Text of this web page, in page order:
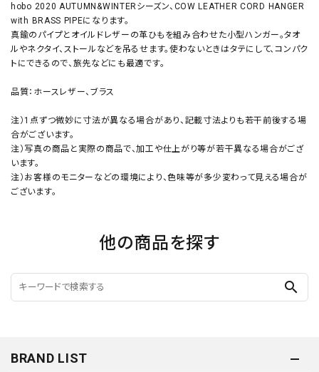
hobo 2020 AUTUMN&WINTERシーズン、COW LEATHER CORD HANGER
with BRASS PIPEになります。
真鍮のパイプとオイルドレザーの革ひもを組み合わせた小型ハンガー。タオ
ルやネクタイ、ストールなどを吊るせます。使わないときはタテにして、コンパク
トにできるので、旅先などにも最適です。
品質：ホースレザー、ブラス
注）1点ずつ微妙に寸法が異なる場合があり、記載寸法よりも若干前後する場
合がございます。
注）写真の商品と実際の商品で、加工や仕上がり等が若干異なる場合がござ
います。
注）お客様のモニターなどの環境により、色味等が多少変わって見える場合が
ございます。
他の商品を探す
search
BRAND LIST